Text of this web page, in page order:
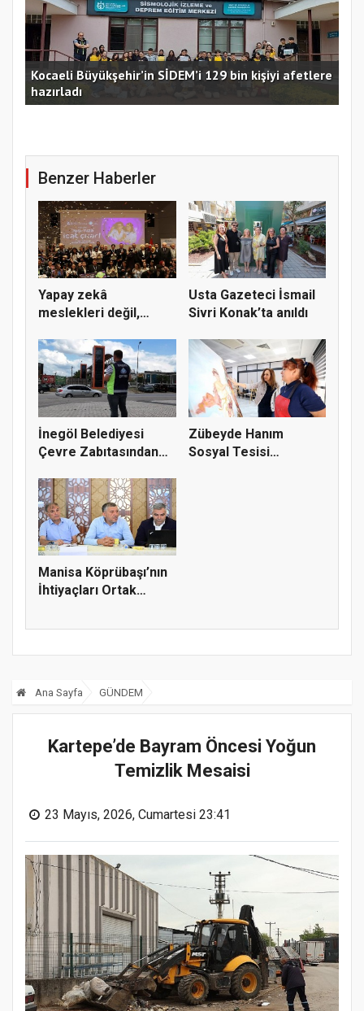
Kocaeli Büyükşehir’in SİDEM’i 129 bin kişiyi afetlere
hazırladı
Benzer Haberler
Yapay zekâ
meslekleri değil,
Usta Gazeteci İsmail
Sivri Konak’ta anıldı
İnegöl Belediyesi
Çevre Zabıtasından
Zübeyde Hanım
Sosyal Tesisi
Manisa Köprübaşı’nın
İhtiyaçları Ortak
Ana Sayfa GÜNDEM
Kartepe’de Bayram Öncesi Yoğun
Temizlik Mesaisi
23 Mayıs, 2026, Cumartesi 23:41